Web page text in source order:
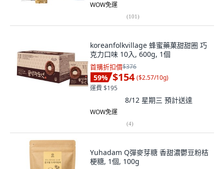
WOW免運
(101)
koreanfolkvillage 蜂蜜藥菓甜甜圈 巧
克力口味 10入, 600g, 1個
首購折扣價$376
59% $154 ($2.57/10g)
運費 $195
8/12 星期三 預計送達
WOW免運
(4)
Yuhadam Q彈麥芽糖 香甜濃鬱豆粉桔
梗糖, 1個, 100g